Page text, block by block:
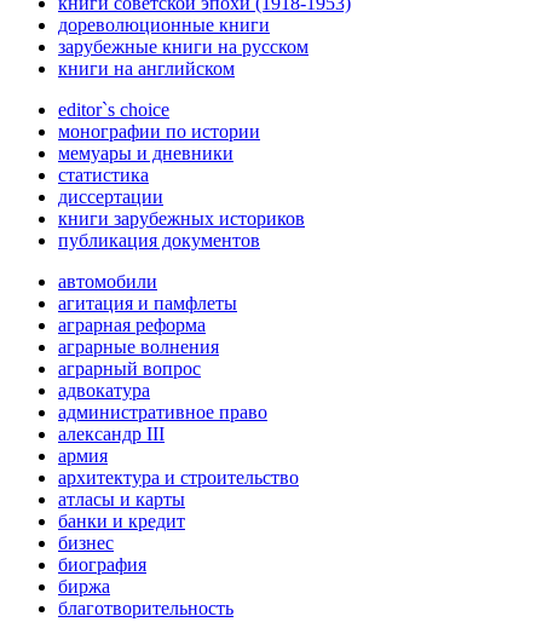
дореволюционные книги
зарубежные книги на русском
книги на английском
editor`s choice
монографии по истории
мемуары и дневники
статистика
диссертации
книги зарубежных историков
публикация документов
автомобили
агитация и памфлеты
аграрная реформа
аграрные волнения
аграрный вопрос
адвокатура
административное право
александр III
армия
архитектура и строительство
атласы и карты
банки и кредит
бизнес
биография
биржа
благотворительность